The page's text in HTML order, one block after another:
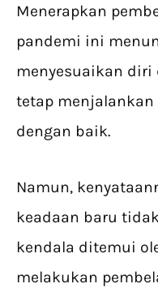
Menerapkan
pandemi ini
menyesuaikan diri
tetap
dengan baik.
Namun,
keadaan baru
kendala ditemui
melakukan